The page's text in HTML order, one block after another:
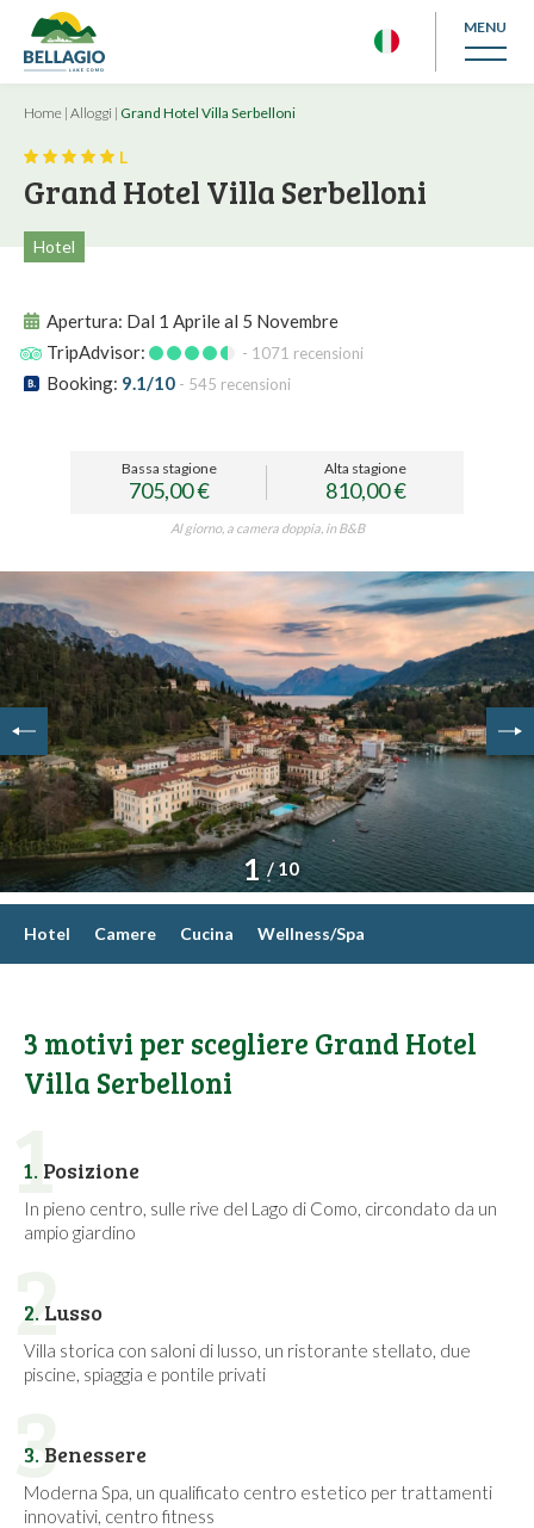
MENU
Home | Alloggi | Grand Hotel Villa Serbelloni
L
Grand Hotel Villa Serbelloni
Hotel
Apertura: Dal 1 Aprile al 5 Novembre
TripAdvisor:
- 1071 recensioni
Booking: 9.1/10 - 545 recensioni
Bassa stagione
705,00 €
Alta stagione
810,00 €
Al giorno, a camera doppia, in B&B
1 / 10
Hotel Camere Cucina Wellness/Spa
3 motivi per scegliere Grand Hotel
Villa Serbelloni
1
1. Posizione
In pieno centro, sulle rive del Lago di Como, circondato da un
ampio giardino
2
2. Lusso
Villa storica con saloni di lusso, un ristorante stellato, due
piscine, spiaggia e pontile privati
3
3. Benessere
Moderna Spa, un qualificato centro estetico per trattamenti
innovativi, centro fitness